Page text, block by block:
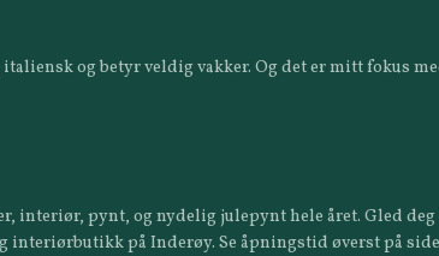
og betyr veldig vakker. Og det er mitt fokus
interiør, pynt, og nydelig julepynt hele året. Gled
interiørbutikk på Inderøy. Se åpningstid øverst på